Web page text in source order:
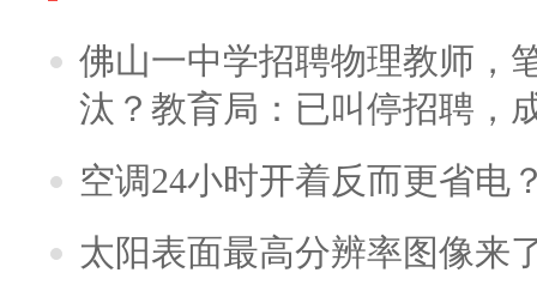
佛山一中学招聘物理教师，
汰？教育局：已叫停招聘，
空调24小时开着反而更省电
太阳表面最高分辨率图像来